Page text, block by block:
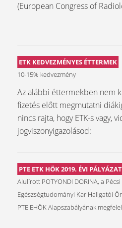
(European Congress of
ETK KEDVEZMÉNYES ÉTTERMEK
10-15% kedvezmény
Az alábbi éttermekben nem
fizetés előtt megmutatni
nincs rajta, hogy ETK-s vagy,
jogviszonyigazolásod:
PTE ETK HÖK 2019. ÉVI PÁLYÁZAT
Alulírott POTYONDI DORINA, a
Egészségtudományi Kar Hallgatói
PTE EHÖK Alapszabályának